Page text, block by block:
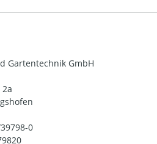
Gartentechnik GmbH
0